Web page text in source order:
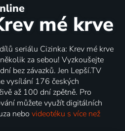
mé krve
seriálu Cizinka: Krev mé krve
za sebou! Vyzkoušejte
bez závazků. Jen Lepší.TV
vysílání 176 českých
až 100 dní zpětně. Pro
můžete využít digitálních
nebo videotéku s více než